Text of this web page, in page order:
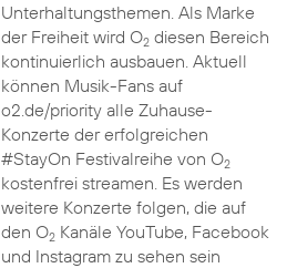
Unterhaltungsthemen. Als Marke
der Freiheit wird O2diesen Bereich
kontinuierlich ausbauen. Aktuell
können Musik-Fans auf
o2.de/priority alle Zuhause-
Konzerte der erfolgreichen
#StayOn Festivalreihe von O2
kostenfrei streamen. Es werden
weitere Konzerte folgen, die auf
den O2Kanäle YouTube, Facebook
und Instagram zu sehen sein